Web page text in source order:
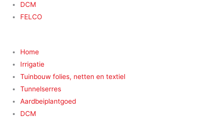
DCM
FELCO
Home
Irrigatie
Tuinbouw folies, netten en textiel
Tunnelserres
Aardbeiplantgoed
DCM